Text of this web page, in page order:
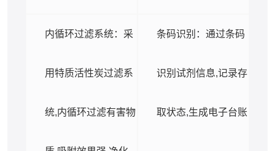
内循环过滤系统：采
用特质活性炭过滤系
统,内循环过滤有害物
条码识别：通过条码
识别试剂信息,记录存
取状态,生成电子台账